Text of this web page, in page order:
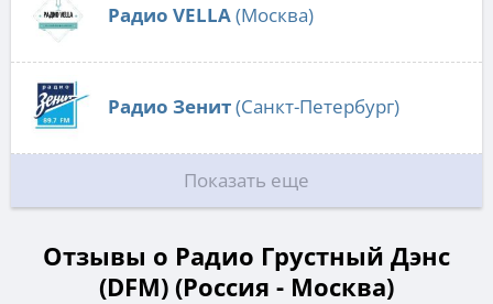
Радио VELLA(Москва)
Радио Зенит(Санкт-Петербург)
Показать еще
Отзывы о Радио Грустный Дэнс
(DFM) (Россия - Москва)